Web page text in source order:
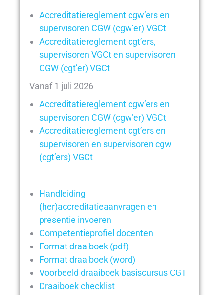
Accreditatiereglement cgw’ers en
supervisoren CGW (cgw’er) VGCt
Accreditatiereglement cgt’ers,
supervisoren VGCt en supervisoren
CGW (cgt’er) VGCt
Vanaf 1 juli 2026
Accreditatiereglement cgw’ers en
supervisoren CGW (cgw’er) VGCt
Accreditatiereglement cgt’ers en
supervisoren en supervisoren cgw
(cgt’ers) VGCt
Handleiding
(her)accreditatieaanvragen en
presentie invoeren
Competentieprofiel docenten
Format draaiboek (pdf)
Format draaiboek (word)
Voorbeeld draaiboek basiscursus CGT
Draaiboek checklist